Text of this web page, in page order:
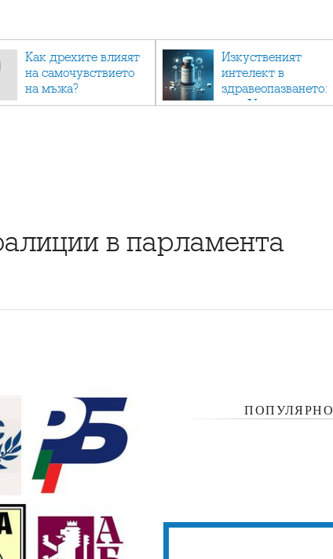
Как дрехите влияят
на самочувствието
на мъжа?
Изкуственият
интелект в
здравеопазването:
как AI променя
в парламента
ПОПУЛЯРНО